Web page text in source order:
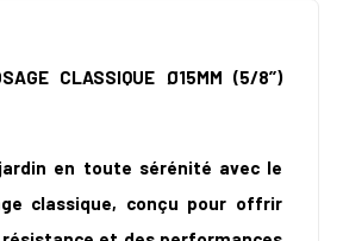
CLASSIQUE Ø15MM (5/8’’)
en toute sérénité avec le
classique, conçu pour offrir